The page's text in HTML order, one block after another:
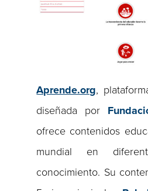
Aprende.org,
diseñada por
ofrece contenidos
mundial en
conocimiento. Su